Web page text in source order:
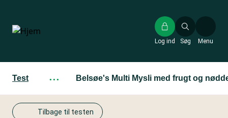
hovedindhold
Søg
Log ind Menu
Test ··· Belsøe's Multi Mysli med frugt og
Tilbage til testen